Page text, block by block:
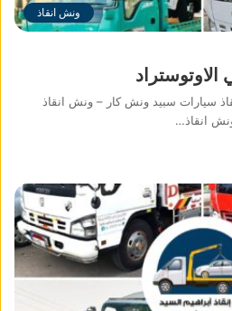
ونش انقاذ
سيارات سبيد ونش كار – ونش انقاذ
انقاذ…